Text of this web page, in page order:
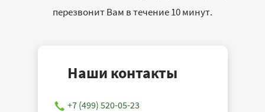
перезвонит Вам в течение 10 минут.
Наши контакты
+7 (499) 520-05-23